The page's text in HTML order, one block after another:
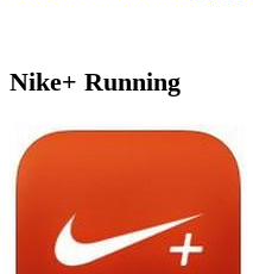
Nike+ Running